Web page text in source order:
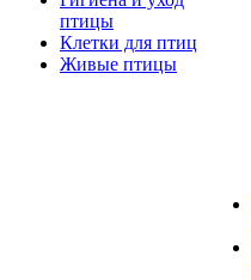
птицы
Клетки для птиц
Живые птицы